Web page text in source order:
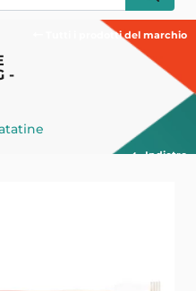
-
Tutti i prodotti del marchio
Indietro